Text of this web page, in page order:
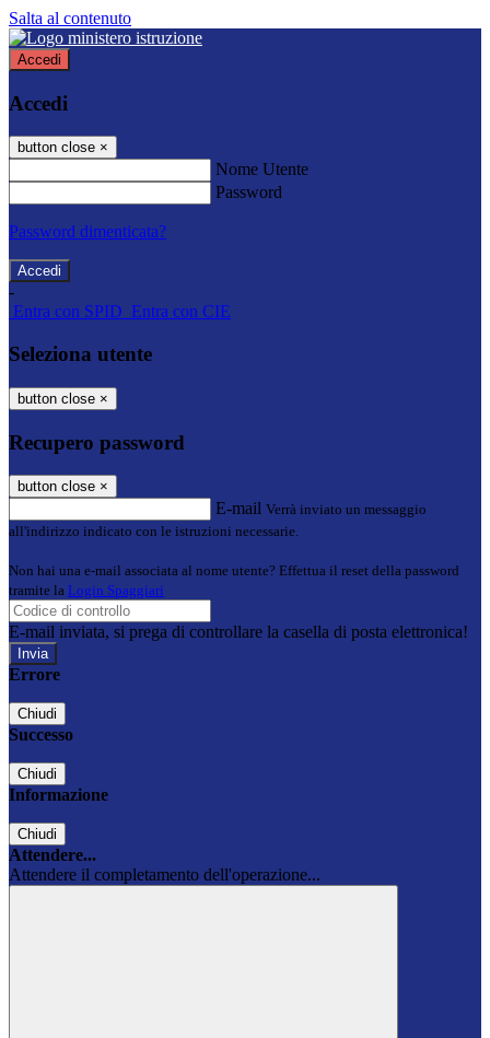
Salta al contenuto
Accedi
Accedi
button close ×
Nome Utente
Password
Password dimenticata?
-
Entra con SPID Entra con CIE
Seleziona utente
button close ×
Recupero password
button close ×
E-mail Verrà inviato un messaggio
all'indirizzo indicato con le istruzioni necessarie.
Non hai una e-mail associata al nome utente? Effettua il reset della password
tramite la Login Spaggiari
E-mail inviata, si prega di controllare la casella di posta elettronica!
Errore
Chiudi
Successo
Chiudi
Informazione
Chiudi
Attendere...
Attendere il completamento dell'operazione...